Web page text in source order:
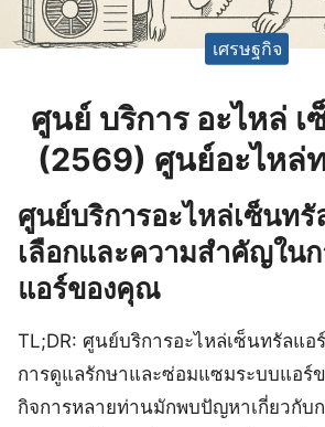
เศรษฐกิจ
ศูนย์ บริการ อะไหล่
(2569) ศูนย์อะไหล่
ศูนย์บริการอะไหล่เซ็นทรั
เลือกและความสำคัญใน
แอร์ของคุณ
TL;DR: ศูนย์บริการอะไหล่เซ็นทรัลแ
การดูแลรักษาและซ่อมแซมระบบแอร์
กิจการหลายท่านมักพบปัญหาเกี่ยวกับ